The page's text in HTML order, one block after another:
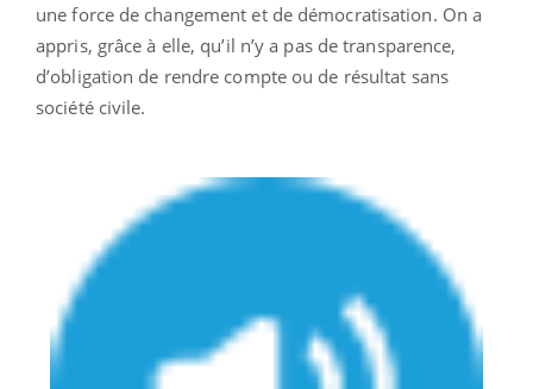
une force de changement et de démocratisation. On a
appris, grâce à elle, qu’il n’y a pas de transparence,
d’obligation de rendre compte ou de résultat sans
société civile.